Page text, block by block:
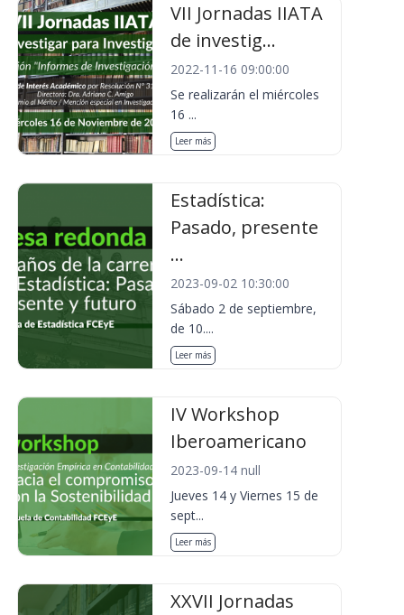
VII Jornadas IIATA
de investig...
2022-11-16 09:00:00
Se realizarán el miércoles
16 ...
Leer más
Estadística:
Pasado, presente
...
2023-09-02 10:30:00
Sábado 2 de septiembre,
de 10....
Leer más
IV Workshop
Iberoamericano
2023-09-14 null
Jueves 14 y Viernes 15 de
sept...
Leer más
XXVII Jornadas